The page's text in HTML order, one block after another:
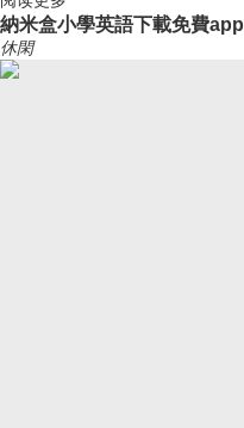
納米盒小學英語下載免費app
休閑